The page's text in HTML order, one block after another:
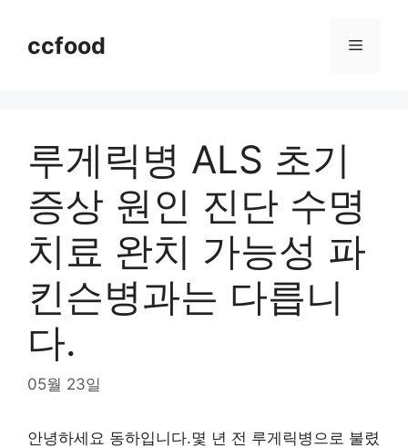
contentccfood Menu
루게릭병 ALS 초기
증상 원인 진단 수명
치료 완치 가능성 파
킨슨병과는 다릅니
다.
05월 23일
안녕하세요 동하입니다.몇 년 전 루게릭병으로 불렸